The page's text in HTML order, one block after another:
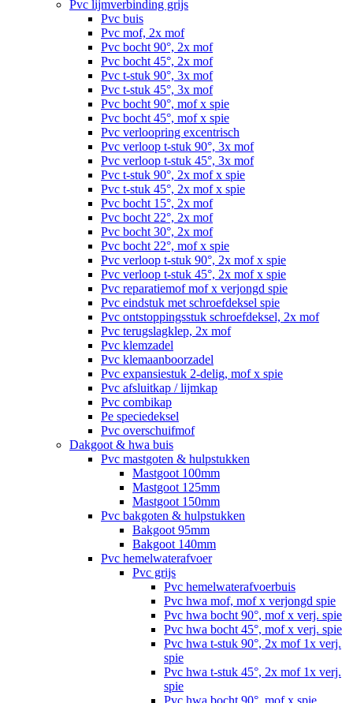
Pvc lijmverbinding grijs
Pvc buis
Pvc mof, 2x mof
Pvc bocht 90°, 2x mof
Pvc bocht 45°, 2x mof
Pvc t-stuk 90°, 3x mof
Pvc t-stuk 45°, 3x mof
Pvc bocht 90°, mof x spie
Pvc bocht 45°, mof x spie
Pvc verloopring excentrisch
Pvc verloop t-stuk 90°, 3x mof
Pvc verloop t-stuk 45°, 3x mof
Pvc t-stuk 90°, 2x mof x spie
Pvc t-stuk 45°, 2x mof x spie
Pvc bocht 15°, 2x mof
Pvc bocht 22°, 2x mof
Pvc bocht 30°, 2x mof
Pvc bocht 22°, mof x spie
Pvc verloop t-stuk 90°, 2x mof x spie
Pvc verloop t-stuk 45°, 2x mof x spie
Pvc reparatiemof mof x verjongd spie
Pvc eindstuk met schroefdeksel spie
Pvc ontstoppingsstuk schroefdeksel, 2x mof
Pvc terugslagklep, 2x mof
Pvc klemzadel
Pvc klemaanboorzadel
Pvc expansiestuk 2-delig, mof x spie
Pvc afsluitkap / lijmkap
Pvc combikap
Pe speciedeksel
Pvc overschuifmof
Dakgoot & hwa buis
Pvc mastgoten & hulpstukken
Mastgoot 100mm
Mastgoot 125mm
Mastgoot 150mm
Pvc bakgoten & hulpstukken
Bakgoot 95mm
Bakgoot 140mm
Pvc hemelwaterafvoer
Pvc grijs
Pvc hemelwaterafvoerbuis
Pvc hwa mof, mof x verjongd spie
Pvc hwa bocht 90°, mof x verj. spie
Pvc hwa bocht 45°, mof x verj. spie
Pvc hwa t-stuk 90°, 2x mof 1x verj.
spie
Pvc hwa t-stuk 45°, 2x mof 1x verj.
spie
Pvc hwa bocht 90°, mof x spie